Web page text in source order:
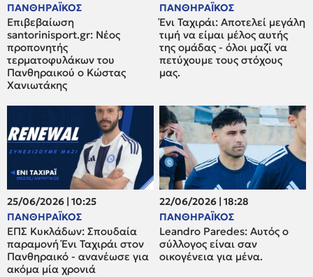
ΠΑΝΘΗΡΑΪΚΟΣ
Επιβεβαίωση
santorinisport.gr: Νέος
προπονητής
τερματοφυλάκων του
Πανθηραικού ο Κώστας
Χανιωτάκης
ΠΑΝΘΗΡΑΪΚΟΣ
Ένι Ταχιράι: Αποτελεί μεγάλη
τιμή να είμαι μέλος αυτής
της ομάδας - όλοι μαζί να
πετύχουμε τους στόχους
μας.
25/06/2026 | 10:25
ΠΑΝΘΗΡΑΪΚΟΣ
ΕΠΣ Κυκλάδων: Σπουδαία
παραμονή Ένι Ταχιράι στον
Πανθηραικό - ανανέωσε για
ακόμα μία χρονιά
22/06/2026 | 18:28
ΠΑΝΘΗΡΑΪΚΟΣ
Leandro Paredes: Αυτός ο
σύλλογος είναι σαν
οικογένεια για μένα.